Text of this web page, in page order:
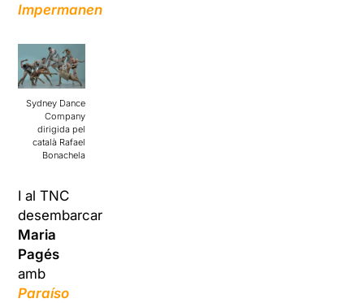
Impermanence
Sydney Dance
Company
dirigida pel
català Rafael
Bonachela
I al TNC
desembarcarà
Maria
Pagés
amb
Paraíso